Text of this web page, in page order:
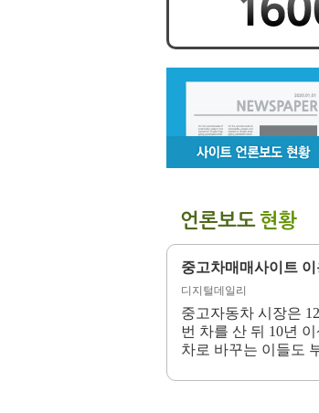
디지털데일리
중고자동차 시장은
번 차를 산 뒤 10년
차로 바꾸는 이들도
거래량도 많아지는
한국경제
요즘 중고자동차
이 하루가 다르게
하여 거래하던 옛
들이 며칠에 한번